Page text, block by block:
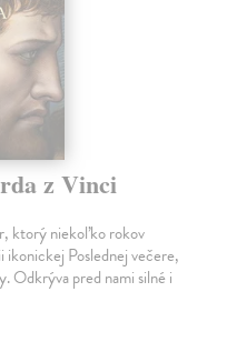
z Vinci
ktorý niekoľko rokov
Poslednej večere,
Odkrýva pred nami silné i